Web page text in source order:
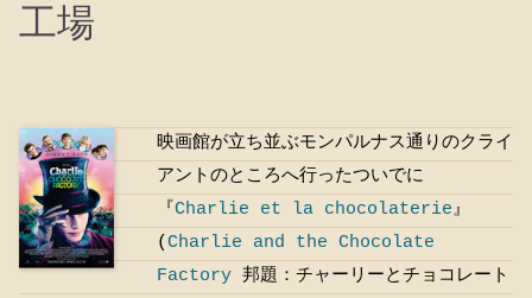
工場
映画館が立ち並ぶモンパルナス通りのクライ
アントのところへ行ったついでに
『 Charlie et la chocolaterie』
(Charlie and the Chocolate
Factory 邦題：チャーリーとチョコレート